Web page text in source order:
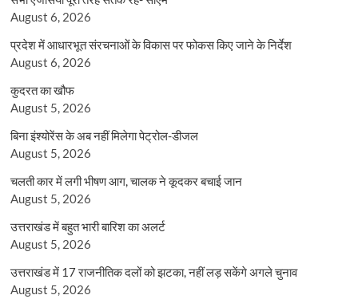
August 6, 2026
प्रदेश में आधारभूत संरचनाओं के विकास पर फोकस किए जाने के निर्देश
August 6, 2026
कुदरत का खौफ
August 5, 2026
बिना इंश्योरेंस के अब नहीं मिलेगा पेट्रोल-डीजल
August 5, 2026
चलती कार में लगी भीषण आग, चालक ने कूदकर बचाई जान
August 5, 2026
उत्तराखंड में बहुत भारी बारिश का अलर्ट
August 5, 2026
उत्तराखंड में 17 राजनीतिक दलों को झटका, नहीं लड़ सकेंगे अगले चुनाव
August 5, 2026